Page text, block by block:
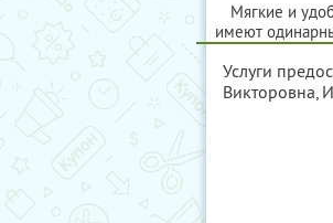
Мягкие и
имеют
Услуги
Викторовна,